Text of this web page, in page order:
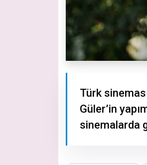
Türk
Güler’in
sinemalarda